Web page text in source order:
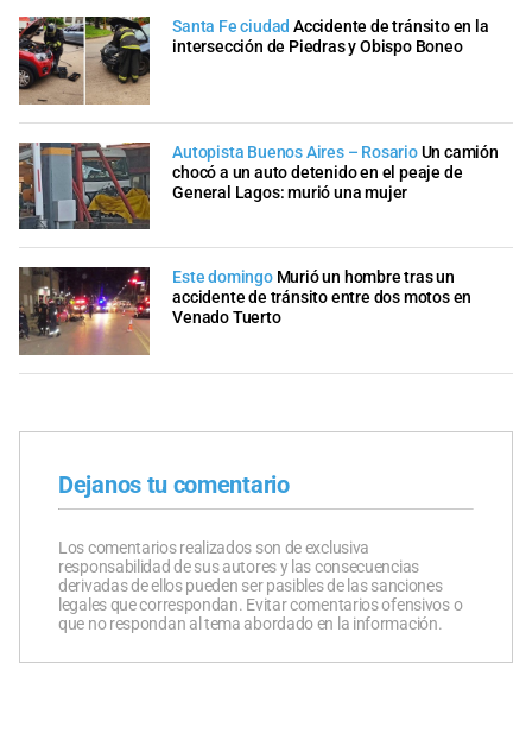
Santa Fe ciudad Accidente de tránsito en la
intersección de Piedras y Obispo Boneo
Autopista Buenos Aires – RosarioUn camión
chocó a un auto detenido en el peaje de
General Lagos: murió una mujer
Este domingo Murió un hombre tras un
accidente de tránsito entre dos motos en
Venado Tuerto
Dejanos tu comentario
Los comentarios realizados son de exclusiva
responsabilidad de sus autores y las consecuencias
derivadas de ellos pueden ser pasibles de las sanciones
legales que correspondan. Evitar comentarios ofensivos o
que no respondan al tema abordado en la información.